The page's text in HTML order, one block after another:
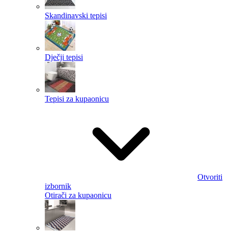
Skandinavski tepisi
Dječji tepisi
Tepisi za kupaonicu
Otvoriti
izbornik
Otirači za kupaonicu